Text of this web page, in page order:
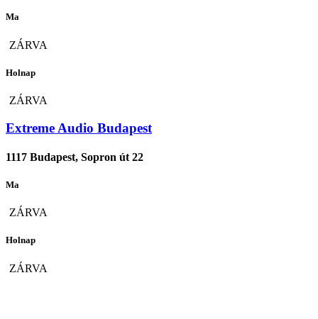
Ma
ZÁRVA
Holnap
ZÁRVA
Extreme Audio Budapest
1117 Budapest, Sopron út 22
Ma
ZÁRVA
Holnap
ZÁRVA